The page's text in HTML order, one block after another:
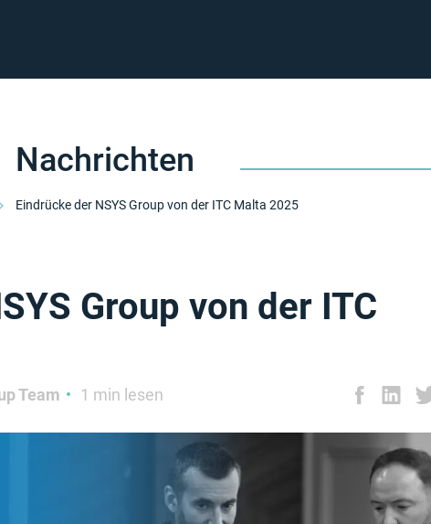
Nachrichten
Eindrücke der NSYS Group von der ITC Malta 2025
Group von der ITC
Team 1 min lesen